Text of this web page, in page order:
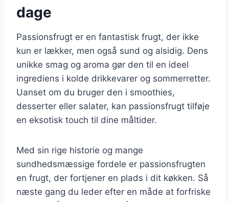
dage
Passionsfrugt er en fantastisk frugt, der ikke
kun er lækker, men også sund og alsidig. Dens
unikke smag og aroma gør den til en ideel
ingrediens i kolde drikkevarer og sommerretter.
Uanset om du bruger den i smoothies,
desserter eller salater, kan passionsfrugt tilføje
en eksotisk touch til dine måltider.
Med sin rige historie og mange
sundhedsmæssige fordele er passionsfrugten
en frugt, der fortjener en plads i dit køkken. Så
næste gang du leder efter en måde at forfriske